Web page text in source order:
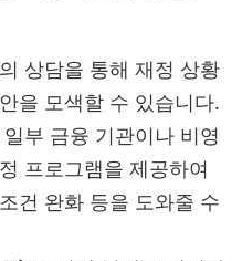
상담을 통해 재정 상황
을 모색할 수 있습니다.
일부 금융 기관이나 비영
프로그램을 제공하여
건 완화 등을 도와줄 수